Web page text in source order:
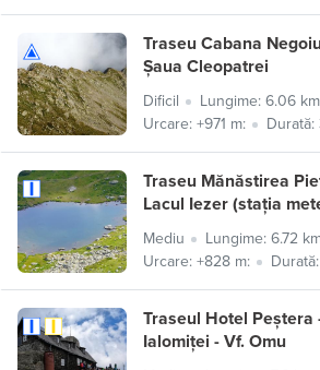
Traseu Cabana
Șaua Cleopatrei
Dificil
Lungime: 6.06 km
Urcare: +971 m:
Durată:
Traseu Mănăstirea
Lacul Iezer (stația
Mediu
Lungime: 6.72
Urcare: +828 m:
Traseul Hotel Peștera
Ialomiței - Vf. Omu